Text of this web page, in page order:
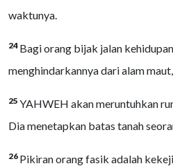
waktunya.
24 Bagi orang bijak jalan
menghindarkannya dari alam
25 YAHWEH akan meruntuhkan
Dia menetapkan batas tanah
26 Pikiran orang fasik adalah